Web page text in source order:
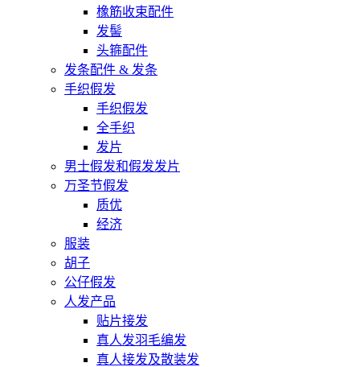
橡筋收束配件
发髻
头箍配件
发条配件 & 发条
手织假发
手织假发
全手织
发片
男士假发和假发发片
万圣节假发
质优
经济
服装
胡子
公仔假发
人发产品
贴片接发
真人发羽毛编发
真人接发及散装发